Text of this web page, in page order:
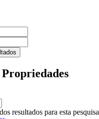
resultados para esta pesquisa